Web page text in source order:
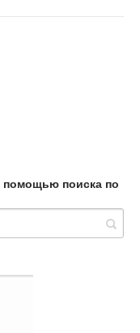
помощью поиска по